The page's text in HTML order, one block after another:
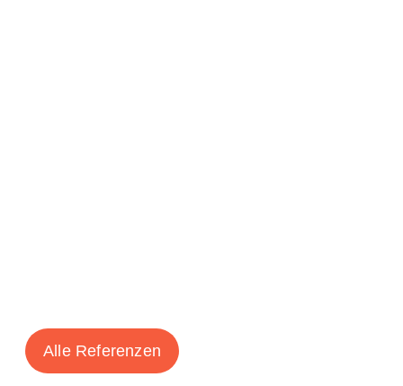
Alle Referenzen